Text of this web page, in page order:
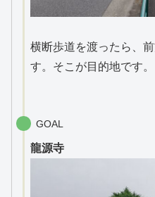
横断歩道を渡ったら、
す。そこが目的地です。
GOAL
龍源寺